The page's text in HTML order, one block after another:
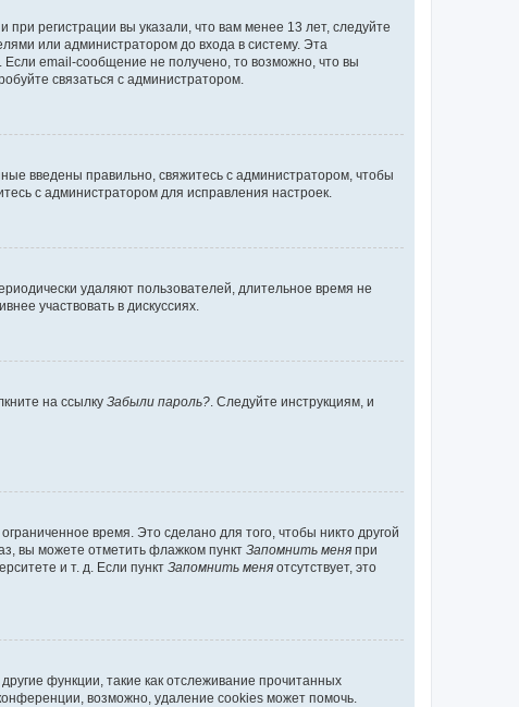
регистрации вы указали, что вам менее 13 лет, следуйте
или администратором до входа в систему. Эта
email-сообщение не получено, то возможно, что вы
связаться с администратором.
введены правильно, свяжитесь с администратором, чтобы
с администратором для исправления настроек.
удаляют пользователей, длительное время не
участвовать в дискуссиях.
на ссылку Забыли пароль? . Следуйте инструкциям, и
время. Это сделано для того, чтобы никто другой
вы можете отметить флажком пункт Запомнить меня при
и т. д. Если пункт Запомнить меня отсутствует, это
функции, такие как отслеживание прочитанных
возможно, удаление cookies может помочь.